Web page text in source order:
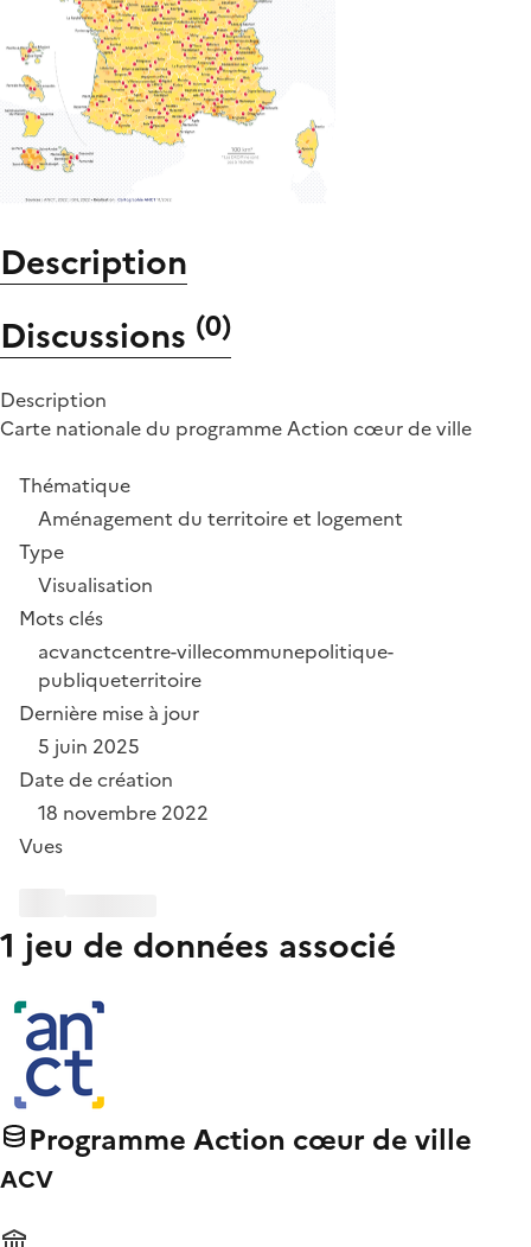
Description
Discussions (0)
Description
Carte nationale du programme Action cœur de ville
Thématique
Aménagement du territoire et logement
Type
Visualisation
Mots clés
acvanctcentre-villecommunepolitique-
publiqueterritoire
Dernière mise à jour
5 juin 2025
Date de création
18 novembre 2022
Vues
1 jeu de données associé
Programme Action cœur de ville
ACV